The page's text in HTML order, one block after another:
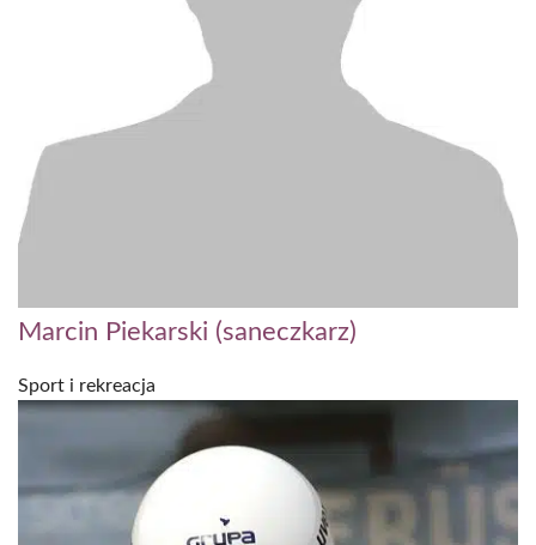
Marcin Piekarski (saneczkarz)
Sport i rekreacja